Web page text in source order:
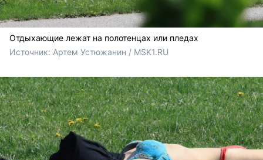
Отдыхающие лежат на полотенцах или пледах
Источник: Артем Устюжанин / MSK1.RU